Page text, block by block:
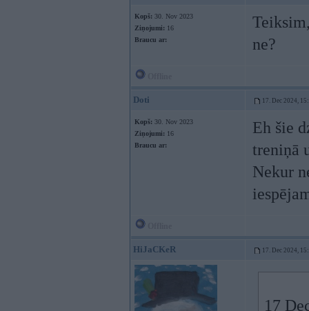
Kopš: 30. Nov 2023
Ziņojumi: 16
Braucu ar:
ne?
Doti 17. Dec 2024,
Kopš: 30. Nov 2023
Ziņojumi: 16
Braucu ar:
Eh šie
treniņā
Nekur
HiJaCKeR 17. Dec 2024,
17